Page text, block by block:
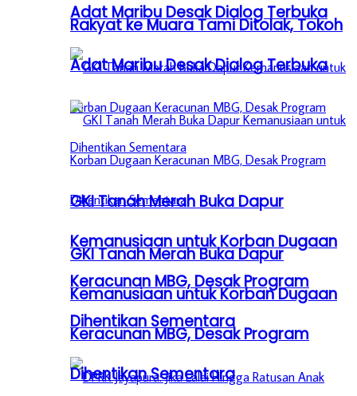
Adat Maribu Desak Dialog Terbuka
GKI Tanah Merah Buka Dapur
Kemanusiaan untuk Korban Dugaan
Keracunan MBG, Desak Program
Dihentikan Sementara
Rakyat ke Muara Tami Ditolak, Tokoh
Adat Maribu Desak Dialog Terbuka
GKI Tanah Merah Buka Dapur
Kemanusiaan untuk Korban Dugaan
Keracunan MBG, Desak Program
Dihentikan Sementara